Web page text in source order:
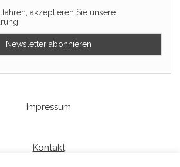
akzeptieren Sie unsere
Impressum
Kontakt